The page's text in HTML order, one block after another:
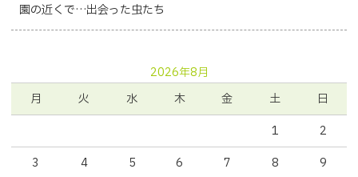
園の近くで…出会った虫たち
2026年8月
月
火 水 木 金 土
日
1
2
3
4 5 6 7 8
9